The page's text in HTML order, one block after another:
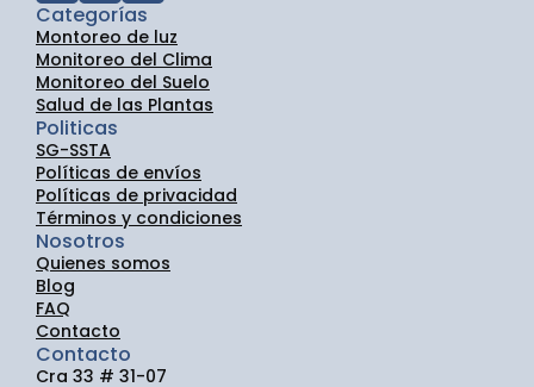
Categorías
Montoreo de luz
Monitoreo del Clima
Monitoreo del Suelo
Salud de las Plantas
Politicas
SG-SSTA
Políticas de envíos
Políticas de privacidad
Términos y condiciones
Nosotros
Quienes somos
Blog
FAQ
Contacto
Contacto
Cra 33 # 31-07